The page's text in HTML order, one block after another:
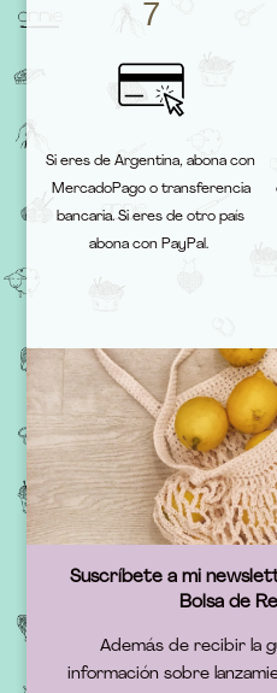
7
Si eres de Argentina, abona con
MercadoPago o transferencia
bancaria. Si eres de otro país
abona con PayPal.
Suscríbete a mi
Bolsa de
Además de recibir la
información sobre